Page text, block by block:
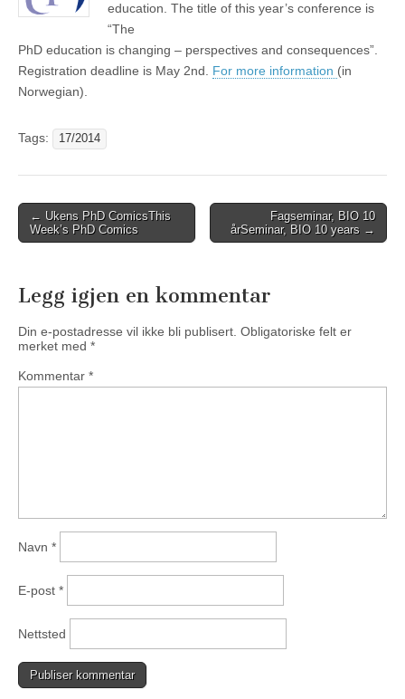
education. The title of this year’s conference is
“The
PhD education is changing – perspectives and consequences”.
Registration deadline is May 2nd. For more information (in
Norwegian).
Tags: 17/2014
Post
navigation
← Ukens PhD ComicsThis
Week’s PhD Comics
Fagseminar, BIO 10
årSeminar, BIO 10 years →
Legg igjen en kommentar
Din e-postadresse vil ikke bli publisert. Obligatoriske felt er
merket med *
Kommentar *
Navn *
E-post *
Nettsted